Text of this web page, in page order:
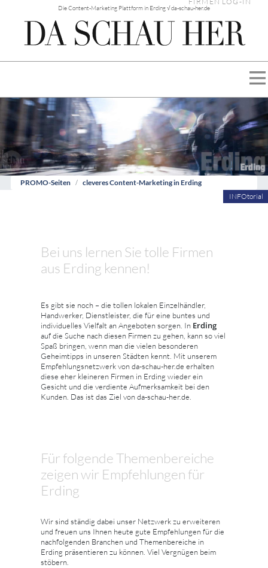
Die Content-Marketing Plattform in Erding √ da-schau-her.de
PROMO-Seiten cleveres Content-Marketing in Erding
INFOtorial
Bei uns lernen Sie tolle Firmen
aus Erding kennen!
Es gibt sie noch – die tollen lokalen Einzelhändler,
Handwerker, Dienstleister, die für eine buntes und
individuelles Vielfalt an Angeboten sorgen. In Erding
auf die Suche nach diesen Firmen zu gehen, kann so viel
Spaß bringen, wenn man die vielen besonderen
Geheimtipps in unseren Städten kennt. Mit unserem
Empfehlungsnetzwerk von da-schau-her.de erhalten
diese eher kleineren Firmen in Erding wieder ein
Gesicht und die verdiente Aufmerksamkeit bei den
Kunden. Das ist das Ziel von da-schau-her.de.
Für folgende Themenbereiche
zeigen wir Empfehlungen für
Erding
Wir sind ständig dabei unser Netzwerk zu erweiteren
und freuen uns Ihnen heute gute Empfehlungen für die
nachfolgenden Branchen und Themenbereiche in
Erding präsentieren zu können. Viel Vergnügen beim
stöbern.